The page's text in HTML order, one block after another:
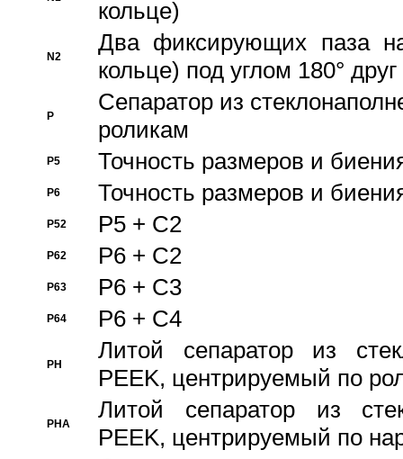
кольце)
N2
Два фиксирующих паза
кольце) под углом 180° друг
P
Cепаратор из
роликам
P5 Точность размеров и
P6 Точность размеров и
P52 P5 + C2
P62 P6 + C2
P63 P6 + C3
P64 P6 + C4
PH
Литой сепаратор из
PEEK, центрируемый по
PHA
Литой сепаратор из
PEEK, центрируемый по